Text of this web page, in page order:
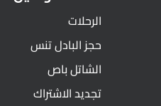
الرحلات
حجز البادل تنس
الشاتل باص
تجديد الاشتراك